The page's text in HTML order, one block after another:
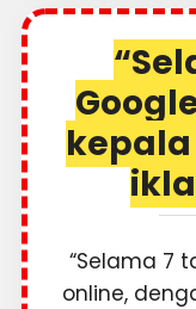
“Selama 7
online,